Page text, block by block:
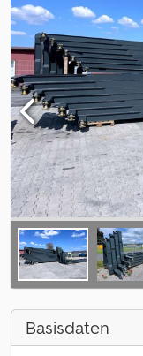
Basisdaten